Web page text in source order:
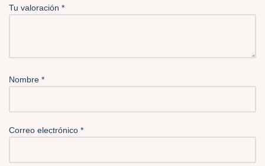
Tu valoración *
Nombre *
Correo electrónico *